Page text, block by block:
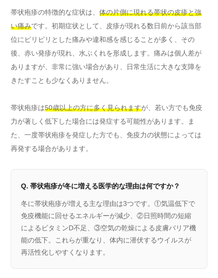
帯状疱疹の特徴的な症状は、 体の片側に現れる帯状の皮疹と強
い痛みです。初期症状として、皮疹が現れる数日前から該当部
位にピリピリとした痛みや違和感を感じることが多く、その
後、赤い発疹が現れ、水ぶくれを形成します。痛みは個人差が
ありますが、非常に強い場合があり、日常生活に大きな支障を
きたすことも少なくありません。
帯状疱疹は50歳以上の方に多く見られますが、若い方でも免疫
力が著しく低下した場合には発症する可能性があります。ま
た、一度帯状疱疹を発症した方でも、免疫力の状態によっては
再発する場合があります。
Q. 帯状疱疹が冬に増える医学的な理由は何ですか？
冬に帯状疱疹が増える主な理由は3つです。①気温低下で
免疫機能に回せるエネルギーが減少、②日照時間の短縮
によるビタミンD不足、③空気の乾燥による皮膚バリア機
能の低下。これらが重なり、体内に潜伏するウイルスが
再活性化しやすくなります。